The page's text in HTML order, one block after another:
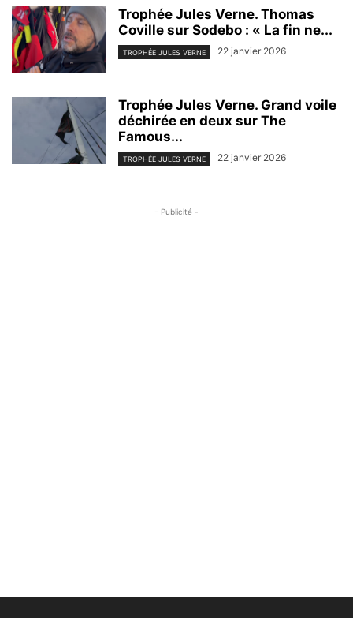
Trophée Jules Verne. Thomas
Coville sur Sodebo : « La fin ne...
TROPHÉE JULES VERNE 22 janvier 2026
Trophée Jules Verne. Grand voile
déchirée en deux sur The
Famous...
TROPHÉE JULES VERNE 22 janvier 2026
- Publicité -